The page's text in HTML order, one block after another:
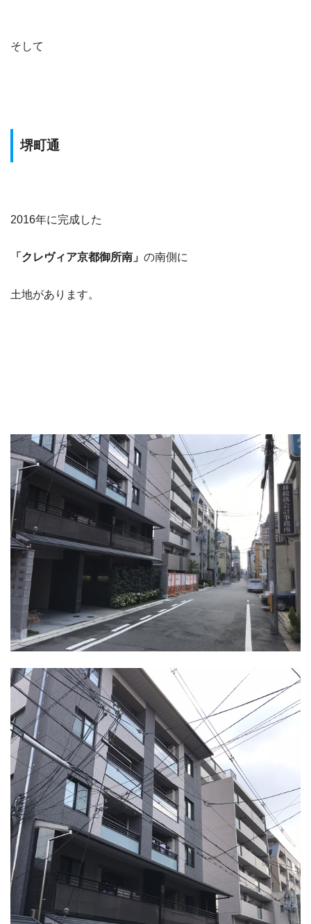
そして
堺町通
2016年に完成した
「クレヴィア京都御所南」 の南側に
土地があります。